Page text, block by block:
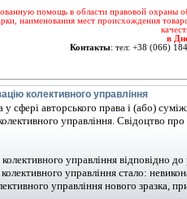
помощь в области правовой охраны
наименования мест происхождения
в
Контакты: тел: +38 (066)
колективного управління
сфері авторського права і (або)
управління. Свідоцтво
колективного управління
колективного управління стало:
управління нового зразка,